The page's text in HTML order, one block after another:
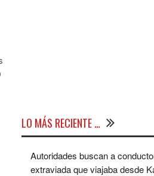
LO MÁS RECIENTE …
Autoridades buscan a
extraviada que viajaba desde